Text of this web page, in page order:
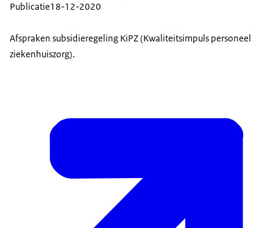
Publicatie18-12-2020
Afspraken subsidieregeling KiPZ (Kwaliteitsimpuls personeel
ziekenhuiszorg).